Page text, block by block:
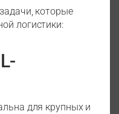
которые
логистики:
для крупных и